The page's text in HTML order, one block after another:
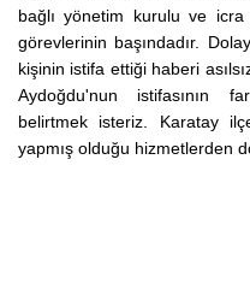
bağlı yönetim kurulu ve icra
görevlerinin başındadır.
kişinin istifa ettiği haberi
Aydoğdu'nun istifasının
belirtmek isteriz. Karatay
yapmış olduğu hizmetlerden